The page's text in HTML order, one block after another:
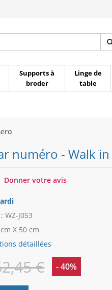
Supports à
broder
Linge de
table
numéro - Walk
0
Donner votre avis
WZ-J053
X 50 cm
détaillées
€ - 40%